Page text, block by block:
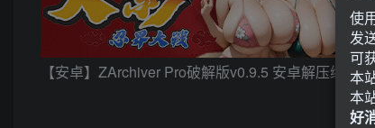
【安卓】ZArchiver Pro破解版v0.9.5 安卓解压缩神器
使
发
可
本
本
好